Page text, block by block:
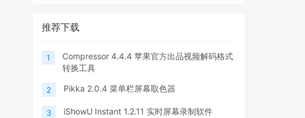
推荐下载
1
Compressor 4.4.4 苹果官方出品视频解码格式
转换工具
2 Pikka 2.0.4 菜单栏屏幕取色器
3 iShowU Instant 1.2.11 实时屏幕录制软件